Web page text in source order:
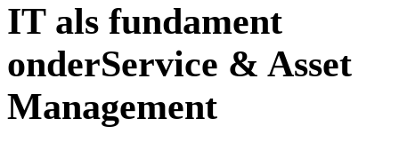
IT als fundament
onderService & Asset
Management